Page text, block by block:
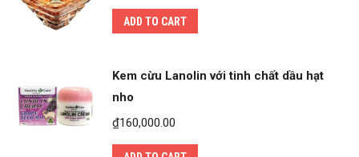
ADD TO CART
Kem cừu Lanolin với tinh chất dầu hạt
nho
₫160,000.00